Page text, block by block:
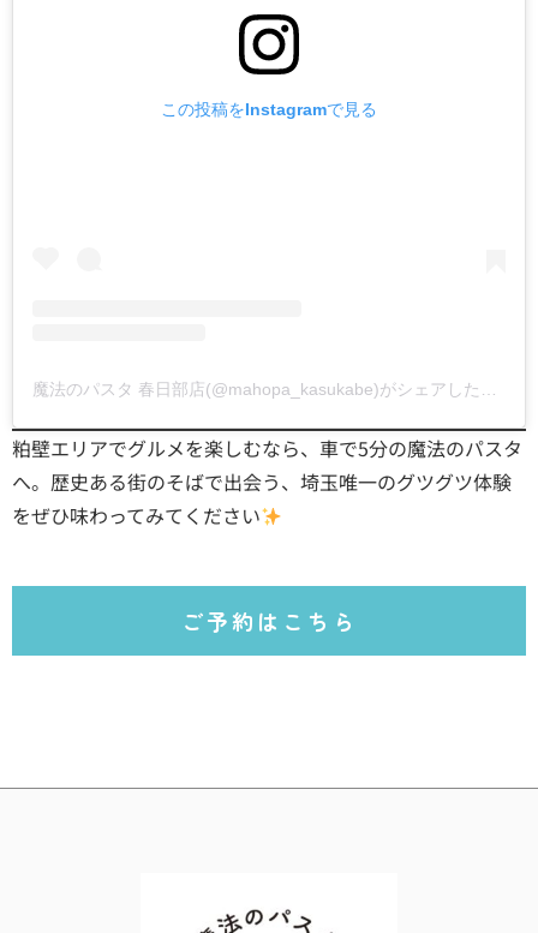
この投稿をInstagramで見る
魔法のパスタ 春日部店(@mahopa_kasukabe)がシェアした投稿
粕壁エリアでグルメを楽しむなら、車で5分の魔法のパスタ
へ。歴史ある街のそばで出会う、埼玉唯一のグツグツ体験
をぜひ味わってみてください
ご予約はこちら